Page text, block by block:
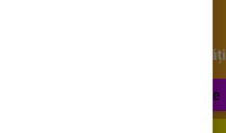
Etapele
1. Privește și ascultă cu atenție